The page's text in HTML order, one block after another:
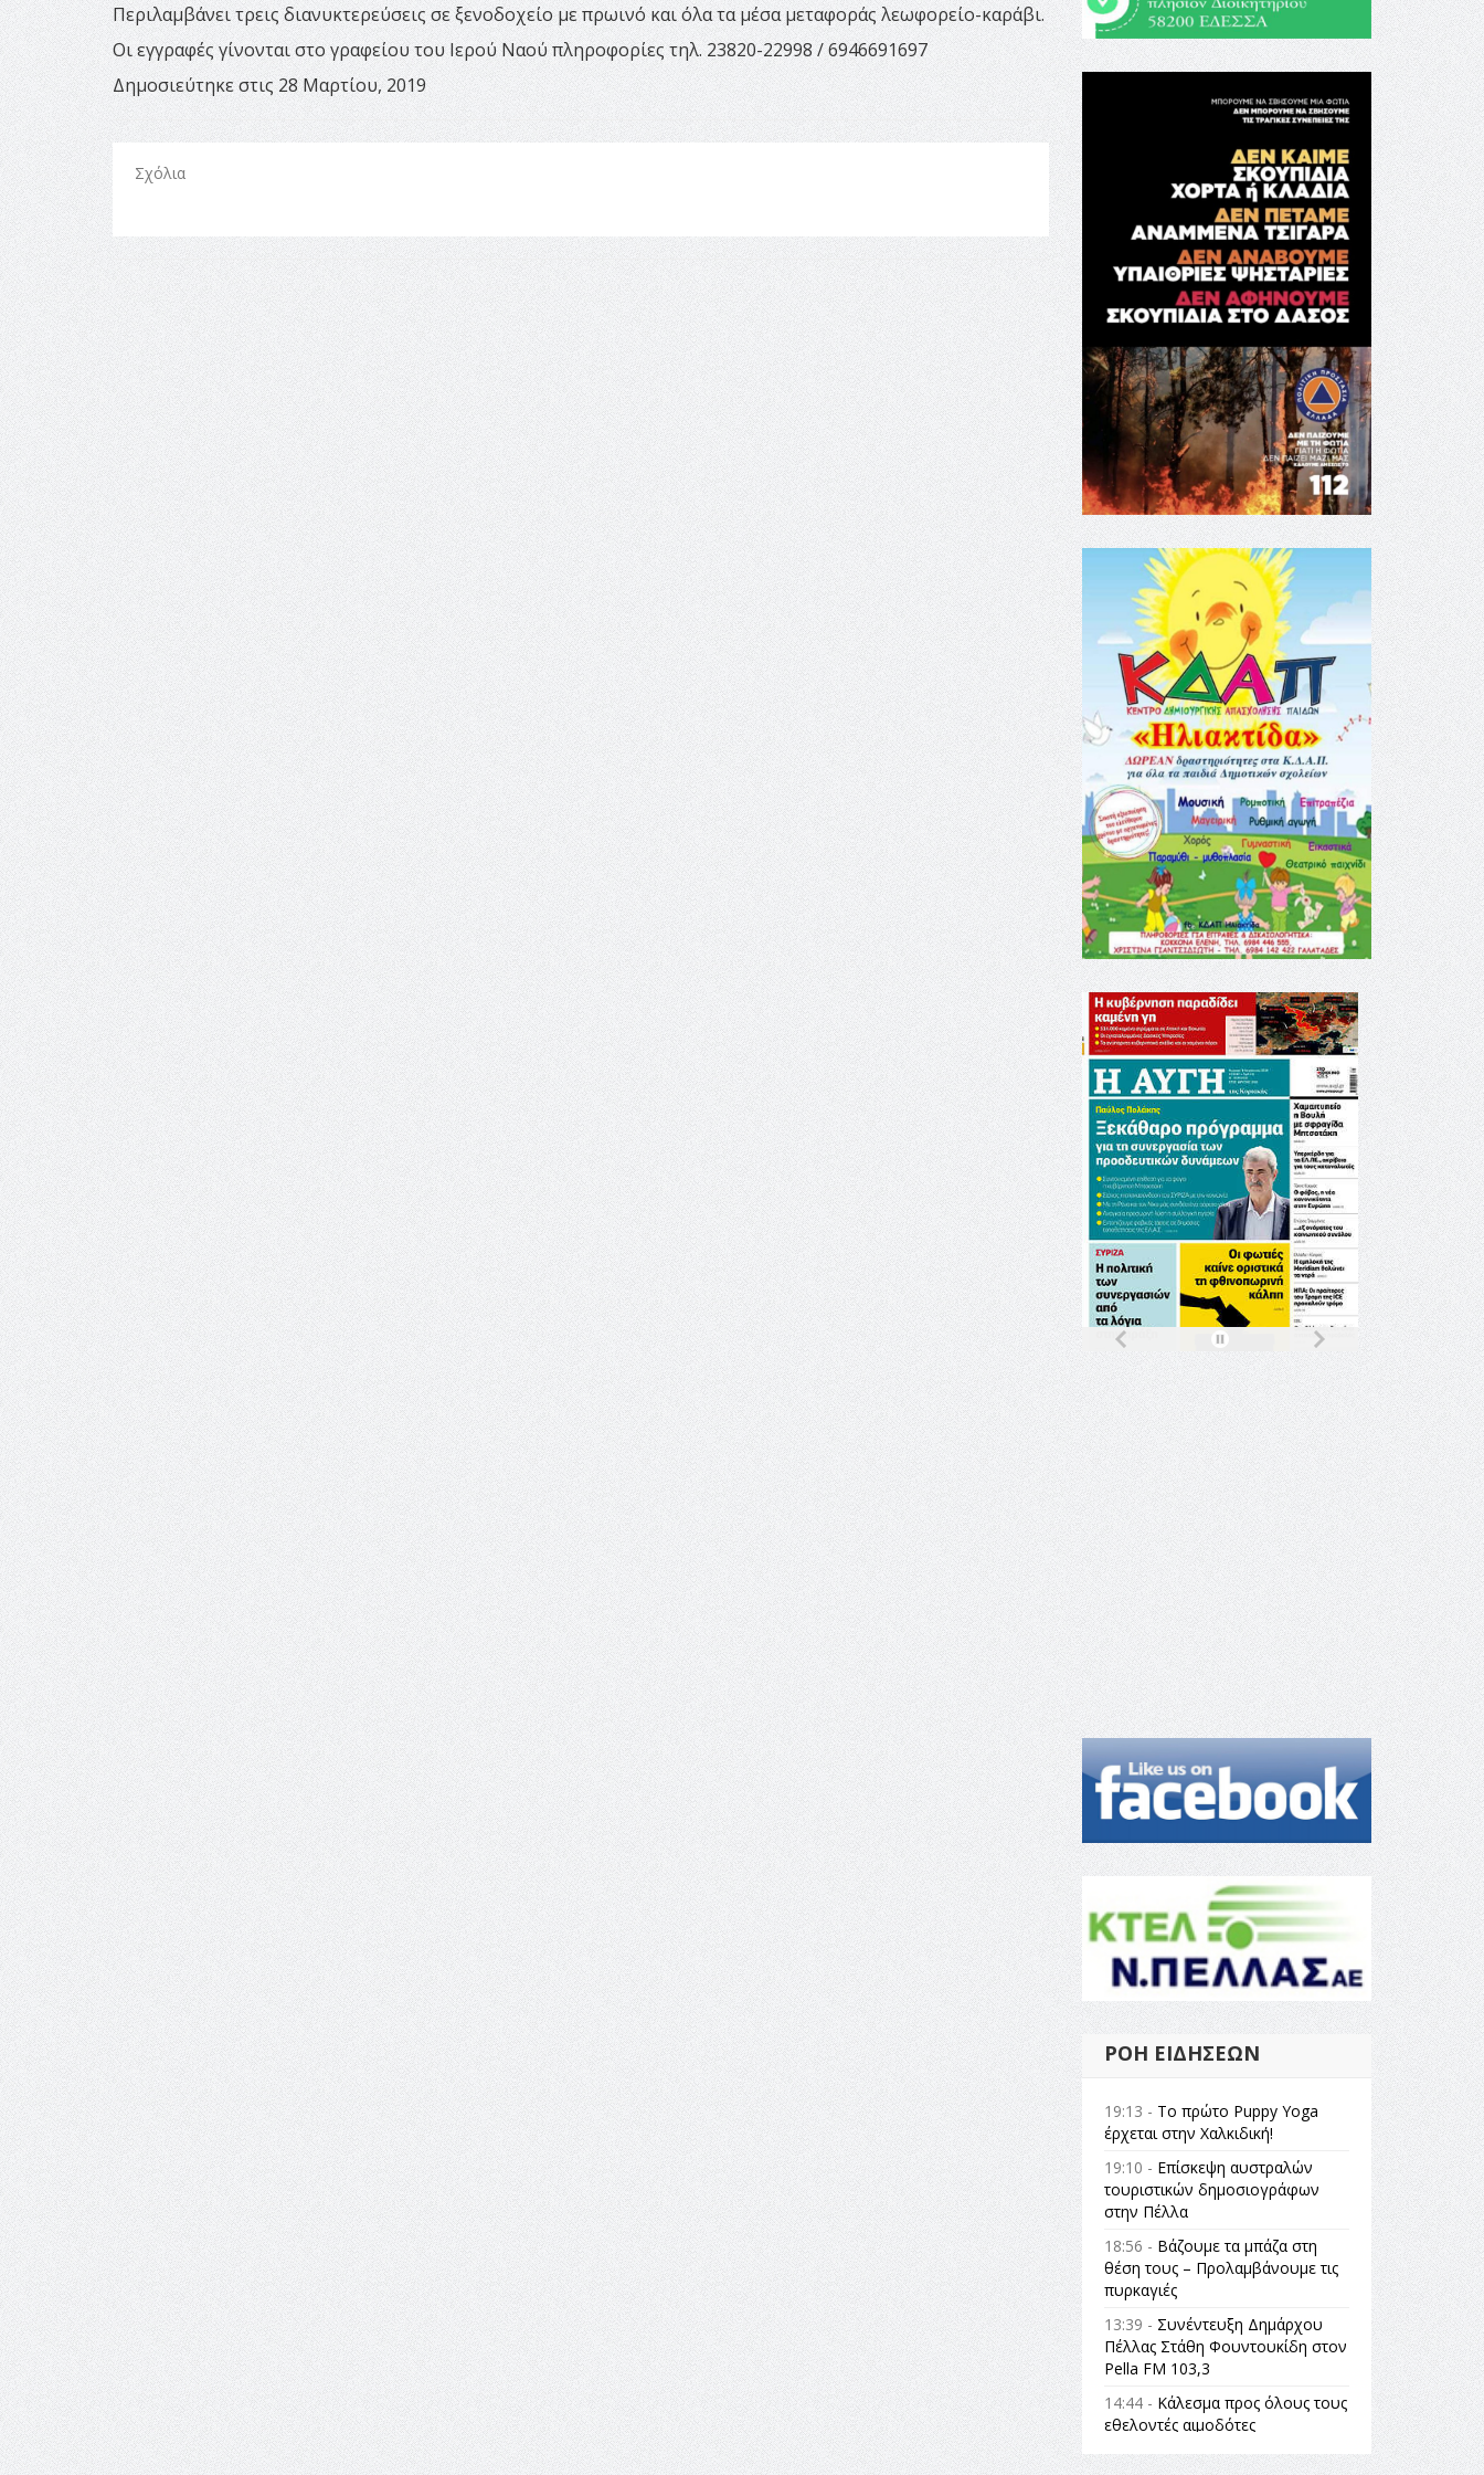
Περιλαμβάνει τρεις διανυκτερεύσεις σε ξενοδοχείο με πρωινό και όλα τα μέσα μεταφοράς λεωφορείο-καράβι.
Οι εγγραφές γίνονται στο γραφείου του Ιερού Ναού πληροφορίες τηλ. 23820-22998 / 6946691697
Δημοσιεύτηκε στις 28 Μαρτίου, 2019
Σχόλια
ΡΟΉ ΕΙΔΉΣΕΩΝ
19:13 - Το πρώτο Puppy Yoga
έρχεται στην Χαλκιδική!
19:10 - Επίσκεψη αυστραλών
τουριστικών δημοσιογράφων
στην Πέλλα
18:56 - Βάζουμε τα μπάζα στη
θέση τους – Προλαμβάνουμε τις
πυρκαγιές
13:39 - Συνέντευξη Δημάρχου
Πέλλας Στάθη Φουντουκίδη στον
Pella FM 103,3
14:44 - Κάλεσμα προς όλους τους
εθελοντές αιμοδότες
14:23 -Όλη η Ελλάδα ένας